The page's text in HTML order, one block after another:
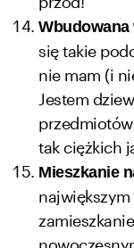
się takie
nie mam (i
Jestem
tak ciężkich
Mieszkanie